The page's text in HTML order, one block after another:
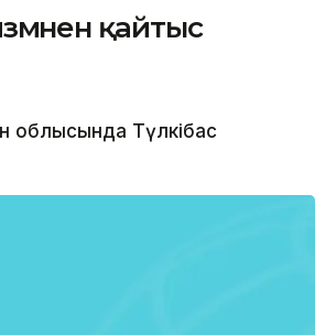
қайтыс
облысында Түлкібас